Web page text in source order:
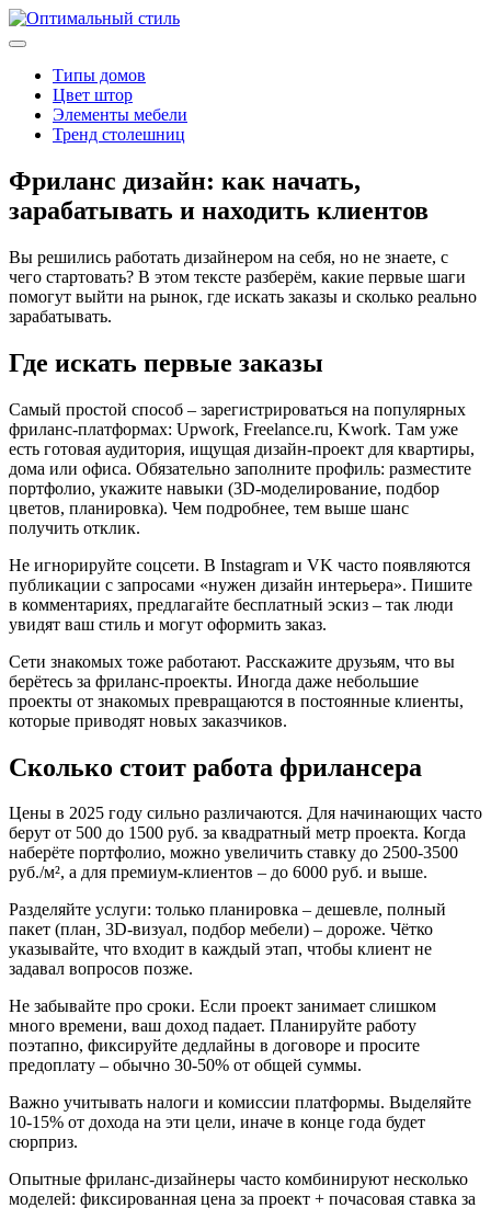
Типы домов
Цвет штор
Элементы мебели
Тренд столешниц
Фриланс дизайн: как начать,
зарабатывать и находить клиентов
Вы решились работать дизайнером на себя, но не знаете, с
чего стартовать? В этом тексте разберём, какие первые шаги
помогут выйти на рынок, где искать заказы и сколько реально
зарабатывать.
Где искать первые заказы
Самый простой способ – зарегистрироваться на популярных
фриланс‑платформах: Upwork, Freelance.ru, Kwork. Там уже
есть готовая аудитория, ищущая дизайн‑проект для квартиры,
дома или офиса. Обязательно заполните профиль: разместите
портфолио, укажите навыки (3D‑моделирование, подбор
цветов, планировка). Чем подробнее, тем выше шанс
получить отклик.
Не игнорируйте соцсети. В Instagram и VK часто появляются
публикации с запросами «нужен дизайн интерьера». Пишите
в комментариях, предлагайте бесплатный эскиз – так люди
увидят ваш стиль и могут оформить заказ.
Сети знакомых тоже работают. Расскажите друзьям, что вы
берётесь за фриланс‑проекты. Иногда даже небольшие
проекты от знакомых превращаются в постоянные клиенты,
которые приводят новых заказчиков.
Сколько стоит работа фрилансера
Цены в 2025 году сильно различаются. Для начинающих часто
берут от 500 до 1500 руб. за квадратный метр проекта. Когда
наберёте портфолио, можно увеличить ставку до 2500‑3500
руб./м², а для премиум‑клиентов – до 6000 руб. и выше.
Разделяйте услуги: только планировка – дешевле, полный
пакет (план, 3D‑визуал, подбор мебели) – дороже. Чётко
указывайте, что входит в каждый этап, чтобы клиент не
задавал вопросов позже.
Не забывайте про сроки. Если проект занимает слишком
много времени, ваш доход падает. Планируйте работу
поэтапно, фиксируйте дедлайны в договоре и просите
предоплату – обычно 30‑50% от общей суммы.
Важно учитывать налоги и комиссии платформы. Выделяйте
10‑15% от дохода на эти цели, иначе в конце года будет
сюрприз.
Опытные фриланс‑дизайнеры часто комбинируют несколько
моделей: фиксированная цена за проект + почасовая ставка за